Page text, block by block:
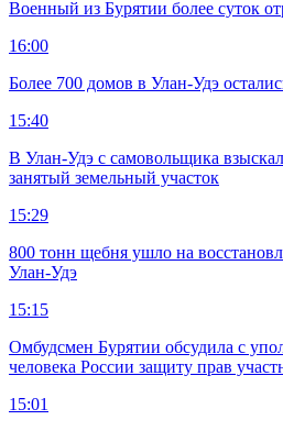
Военный из Бурятии более суток
16:00
Более 700 домов в Улан-Удэ
15:40
В Улан-Удэ с самовольщика
занятый земельный участок
15:29
800 тонн щебня ушло на
Улан-Удэ
15:15
Омбудсмен Бурятии обсудила с
человека России защиту прав
15:01